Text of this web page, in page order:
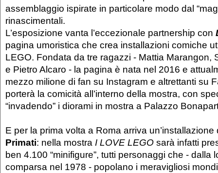
assemblaggio ispirate in particolare modo dal
rinascimentali.
L’esposizione vanta l’eccezionale partnership con
pagina umoristica che crea installazioni comiche
LEGO. Fondata da tre ragazzi - Mattia Marangon,
e Pietro Alcaro - la pagina è nata nel 2016 e
mezzo milione di fan su Instagram e altrettanti su
porterà la comicità all’interno della mostra, con
“invadendo” i diorami in mostra a Palazzo
E per la prima volta a Roma arriva
Primati: nella mostra I LOVE LEGO sarà infatti
ben 4.100 “minifigure”, tutti personaggi che - dalla
comparsa nel 1978 - popolano i meravigliosi